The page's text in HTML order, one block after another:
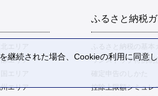
エリア
エリア
ふるさと納税
ふるさと納税の基本
ワンストップ特例制
控除上限額シミュレ
続された場合、Cookieの利用に同意し